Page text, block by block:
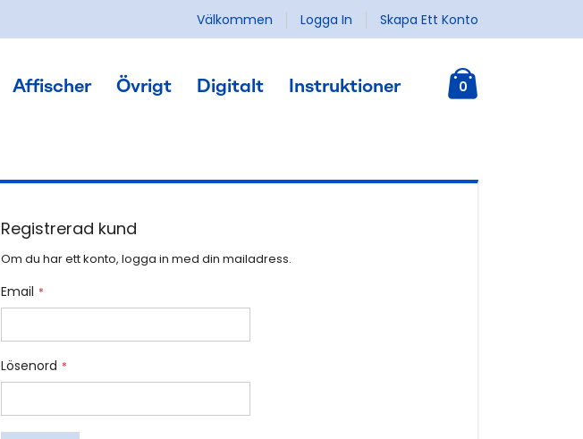
Välkommen Logga In Skapa Ett Konto
0
Affischer Övrigt Digitalt Instruktioner
Registrerad kund
Om du har ett konto, logga in med din mailadress.
Email
Lösenord